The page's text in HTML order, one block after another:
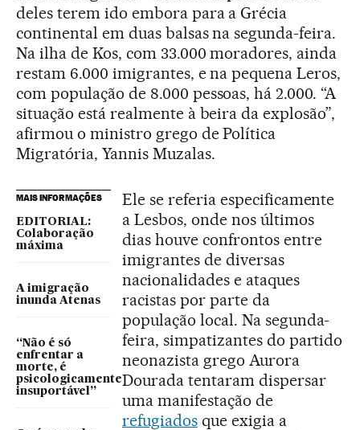
deles terem ido embora para a Grécia
continental em duas balsas na segunda-feira.
Na ilha de Kos, com 33.000 moradores, ainda
restam 6.000 imigrantes, e na pequena Leros,
com população de 8.000 pessoas, há 2.000. “A
situação está realmente à beira da explosão”,
afirmou o ministro grego de Política
Migratória, Yannis Muzalas.
MAIS INFORMAÇÕES
EDITORIAL:
Colaboração
máxima
A imigração
inunda Atenas
“Não é só
enfrentar a
morte, é
psicologicamente
insuportável”
Ele se referia especificamente
a Lesbos, onde nos últimos
dias houve confrontos entre
imigrantes de diversas
nacionalidades e ataques
racistas por parte da
população local. Na segunda-
feira, simpatizantes do partido
neonazista grego Aurora
Dourada tentaram dispersar
uma manifestação de
refugiadosque exigia a